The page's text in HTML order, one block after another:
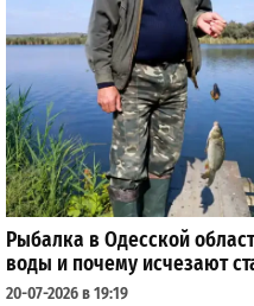
Рыбалка в Одесской
воды и почему исчезают
20-07-2026 в 19:19